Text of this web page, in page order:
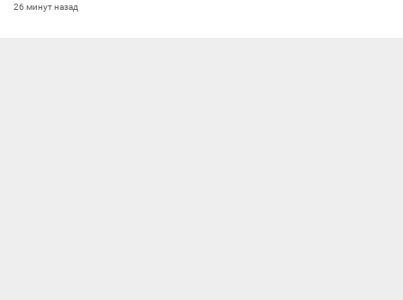
26 минут назад